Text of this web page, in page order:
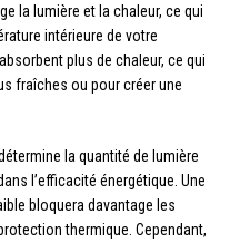
la lumière et la chaleur, ce qui
intérieure de votre
plus de chaleur, ce qui
fraîches ou pour créer une
la quantité de lumière
l’efficacité énergétique. Une
bloquera davantage les
thermique. Cependant,